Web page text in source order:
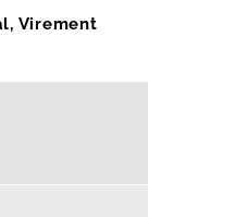
Virement